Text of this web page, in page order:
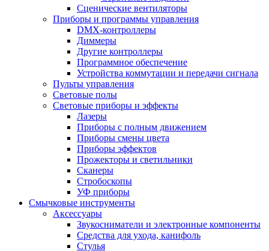
Сценические вентиляторы
Приборы и программы управления
DMX-контроллеры
Диммеры
Другие контроллеры
Программное обеспечение
Устройства коммутации и передачи сигнала
Пульты управления
Световые полы
Световые приборы и эффекты
Лазеры
Приборы с полным движением
Приборы смены цвета
Приборы эффектов
Прожекторы и светильники
Сканеры
Стробоскопы
УФ приборы
Смычковые инструменты
Аксессуары
Звукосниматели и электронные компоненты
Средства для ухода, канифоль
Стулья